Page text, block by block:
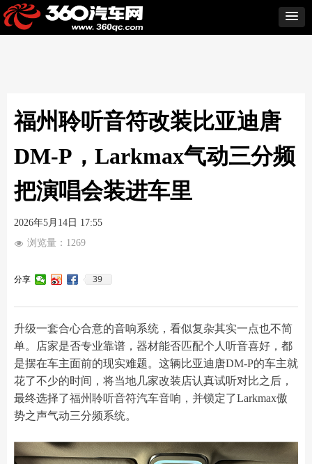
福州聆听音符改装比亚迪唐
DM-P，Larkmax气动三分频
把演唱会装进车里
升级一套合心合意的音响系统，看似复杂其实一点也不简
单。店家是否专业靠谱，器材能否匹配个人听音喜好，都
是摆在车主面前的现实难题。这辆比亚迪唐DM-P的车主就
花了不少的时间，将当地几家改装店认真试听对比之后，
最终选择了福州聆听音符汽车音响，并锁定了Larkmax傲
势之声气动三分频系统。
2026年5月14日 17:55
分享 39
넶 浏览量： 1269